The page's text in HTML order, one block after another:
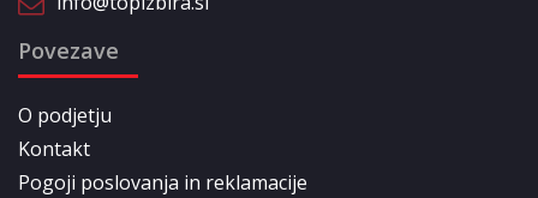
Povezave
O podjetju
Kontakt
Pogoji poslovanja in reklamacije